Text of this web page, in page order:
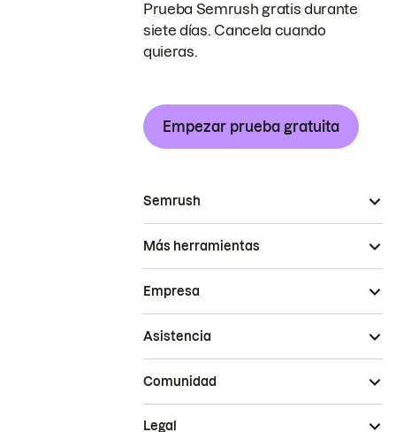
Prueba Semrush gratis durante
siete días. Cancela cuando
quieras.
Empezar prueba gratuita
Semrush
Más herramientas
Empresa
Asistencia
Comunidad
Legal